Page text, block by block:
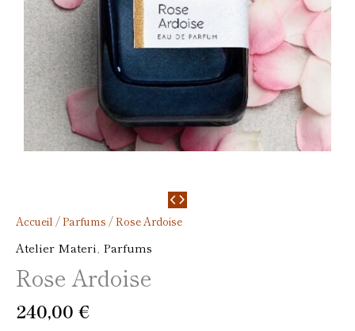
Accueil /Parfums / Rose Ardoise
Atelier Materi Parfums
Rose Ardoise
240,00 €